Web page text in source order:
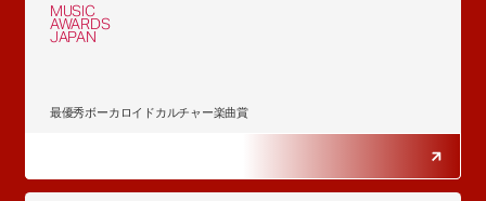
MUSIC
AWARDS
JAPAN
最優秀ボーカロイドカルチャー楽曲賞